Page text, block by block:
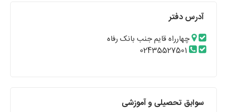
آدرس دفتر
چهارراه قایم جنب بانک رفاه
02435527501
سوابق تحصیلی و آموزشی